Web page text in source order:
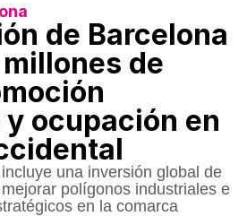
de Barcelona
de
ocupación en
una inversión global de
polígonos industriales e
en la comarca